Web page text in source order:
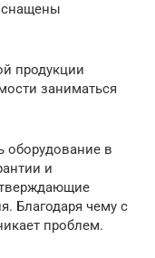
продукции
заниматься
оборудование в
и
Благодаря чему с
проблем.